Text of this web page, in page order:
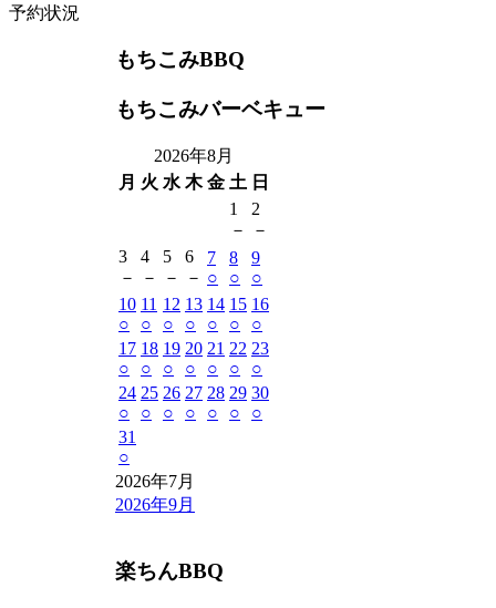
予約状況
もちこみBBQ
もちこみバーベキュー
2026年8月
月 火 水 木 金 土 日
1
－
2
－
3
－
4
－
5
－
6
－
7
○
8
○
9
○
10
○
11
○
12
○
13
○
14
○
15
○
16
○
17
○
18
○
19
○
20
○
21
○
22
○
23
○
24
○
25
○
26
○
27
○
28
○
29
○
30
○
31
○
2026年7月
2026年9月
楽ちんBBQ